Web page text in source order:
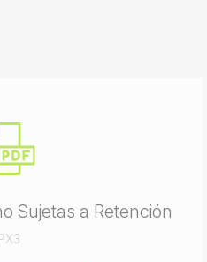
Sujetas a Retención